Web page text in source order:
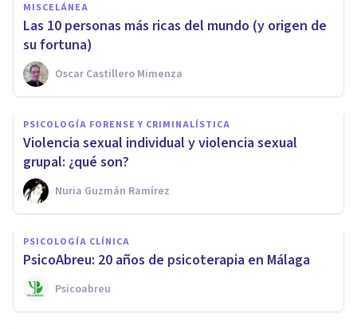
MISCELÁNEA
Las 10 personas más ricas del mundo (y origen de
su fortuna)
Oscar Castillero Mimenza
PSICOLOGÍA FORENSE Y CRIMINALÍSTICA
Violencia sexual individual y violencia sexual
grupal: ¿qué son?
Nuria Guzmán Ramírez
PSICOLOGÍA CLÍNICA
PsicoAbreu: 20 años de psicoterapia en Málaga
Psicoabreu